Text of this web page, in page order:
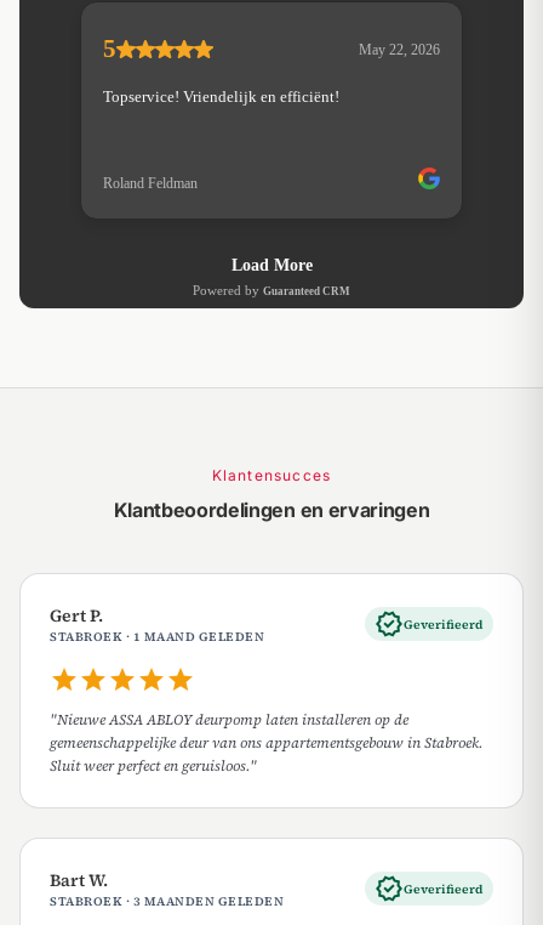
Klantensucces
Klantbeoordelingen en ervaringen
Gert P.
STABROEK · 1 MAAND GELEDEN verifiedGeverifieerd
starstarstarstarstar
"Nieuwe ASSA ABLOY deurpomp laten installeren op de
gemeenschappelijke deur van ons appartementsgebouw in Stabroek.
Sluit weer perfect en geruisloos."
Bart W.
STABROEK · 3 MAANDEN GELEDEN verifiedGeverifieerd